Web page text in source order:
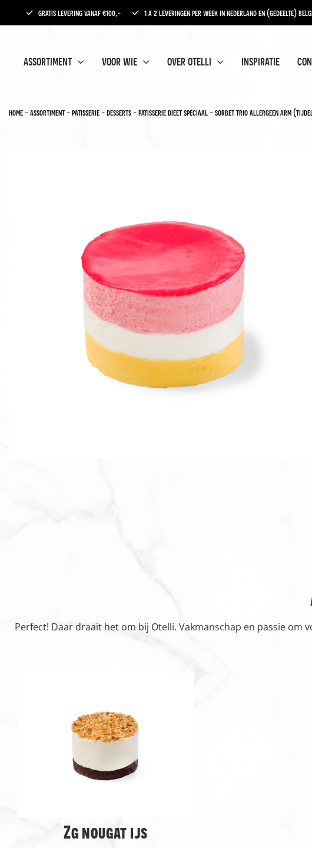
gratis levering vanaf €100,- 1 a 2 leveringen per week in nederland en (gedeelte)
assortiment voor wie over otelli inspiratie
home-assortiment-patisserie-desserts-patisserie dieet speciaal-sorbet trio allergeen arm
Perfect! Daar draait het om bij Otelli. Vakmanschap en passie
Zg nougat ijs